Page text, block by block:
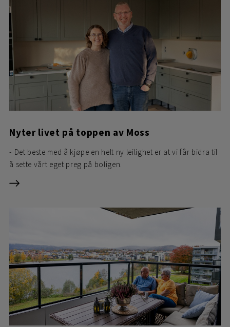
Nyter livet på toppen av Moss
- Det beste med å kjøpe en helt ny leilighet er at vi får bidra til
å sette vårt eget preg på boligen.